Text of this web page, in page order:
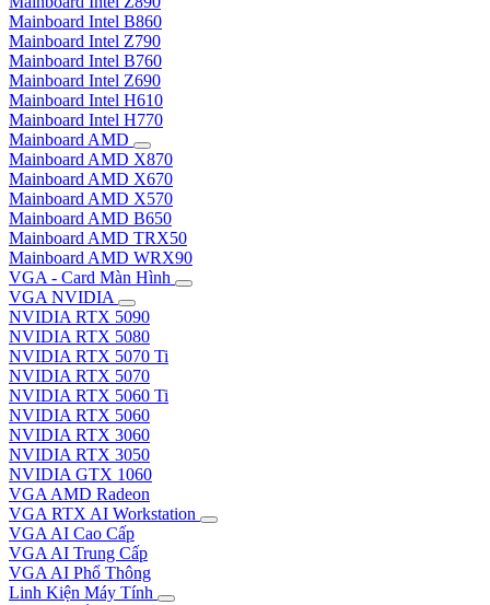
Mainboard Intel B860
Mainboard Intel Z790
Mainboard Intel B760
Mainboard Intel Z690
Mainboard Intel H610
Mainboard Intel H770
Mainboard AMD
Mainboard AMD X870
Mainboard AMD X670
Mainboard AMD X570
Mainboard AMD B650
Mainboard AMD TRX50
Mainboard AMD WRX90
VGA - Card Màn Hình
VGA NVIDIA
NVIDIA RTX 5090
NVIDIA RTX 5080
NVIDIA RTX 5070 Ti
NVIDIA RTX 5070
NVIDIA RTX 5060 Ti
NVIDIA RTX 5060
NVIDIA RTX 3060
NVIDIA RTX 3050
NVIDIA GTX 1060
VGA AMD Radeon
VGA RTX AI Workstation
VGA AI Cao Cấp
VGA AI Trung Cấp
VGA AI Phổ Thông
Linh Kiện Máy Tính